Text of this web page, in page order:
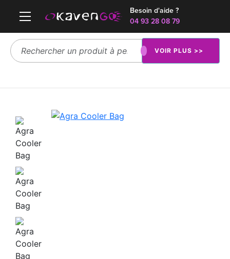
Besoin d'aide ?
04 93 28 08 79
VOIR PLUS >>